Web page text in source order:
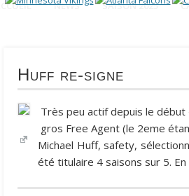
ACCUEIL NEWS SAISON 2025
Huff re-signe
Très peu actif depuis le
gros Free Agent (le 2eme
Michael Huff, safety,
été titulaire 4 saisons sur 5.